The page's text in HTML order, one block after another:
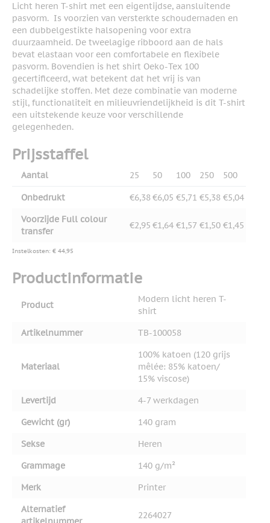
Licht heren T-shirt met een eigentijdse, aansluitende
pasvorm. Is voorzien van versterkte schoudernaden en
een dubbelgestikte halsopening voor extra
duurzaamheid. De tweelagige ribboord aan de hals
bevat elastaan voor een comfortabele en flexibele
pasvorm. Bovendien is het shirt Oeko-Tex 100
gecertificeerd, wat betekent dat het vrij is van
schadelijke stoffen. Met deze combinatie van moderne
stijl, functionaliteit en milieuvriendelijkheid is dit T-shirt
een uitstekende keuze voor verschillende
gelegenheden.
Prijsstaffel
Aantal 25 50 100 250 500
Onbedrukt €6,38 €6,05 €5,71 €5,38 €5,04
Voorzijde Full colour
transfer
€2,95 €1,64 €1,57 €1,50 €1,45
Instelkosten: € 44,95
Productinformatie
Product
Modern licht heren T-
shirt
Artikelnummer
TB-100058
Materiaal
100% katoen (120 grijs
mêlée: 85% katoen/
15% viscose)
Levertijd
4-7 werkdagen
Gewicht (gr)
140 gram
Sekse
Heren
Grammage
140 g/m²
Merk
Printer
Alternatief
2264027